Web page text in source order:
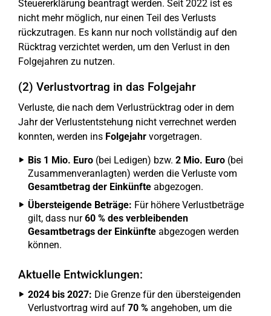
Steuererklärung beantragt werden. Seit 2022 ist es
nicht mehr möglich, nur einen Teil des Verlusts
rückzutragen. Es kann nur noch vollständig auf den
Rücktrag verzichtet werden, um den Verlust in den
Folgejahren zu nutzen.
(2) Verlustvortrag in das Folgejahr
Verluste, die nach dem Verlustrücktrag oder in dem
Jahr der Verlustentstehung nicht verrechnet werden
konnten, werden ins Folgejahr vorgetragen.
Bis 1 Mio. Euro (bei Ledigen) bzw. 2 Mio. Euro (bei
Zusammenveranlagten) werden die Verluste vom
Gesamtbetrag der Einkünfte abgezogen.
Übersteigende Beträge: Für höhere Verlustbeträge
gilt, dass nur60 % des verbleibenden
Gesamtbetrags der Einkünfte abgezogen werden
können.
Aktuelle Entwicklungen:
2024 bis 2027: Die Grenze für den übersteigenden
Verlustvortrag wird auf 70 % angehoben, um die